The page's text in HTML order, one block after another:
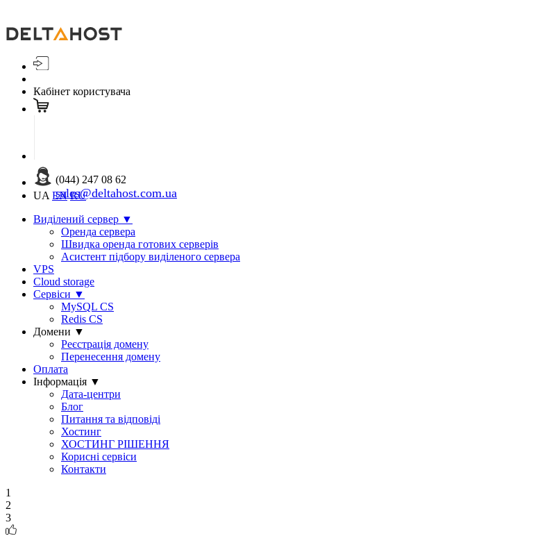
Кабінет користувача
(044) 247 08 62
sales@deltahost.com.ua
UA EN RU
Виділений сервер ▼
Оренда сервера
Швидка оренда готових серверів
Асистент підбору виділеного сервера
VPS
Cloud storage
Сервіси ▼
MySQL CS
Redis CS
Домени ▼
Реєстрація домену
Перенесення домену
Оплата
Інформація ▼
Дата-центри
Блог
Питання та відповіді
Хостинг
ХОСТИНГ РІШЕННЯ
Корисні сервіси
Контакти
1
2
3